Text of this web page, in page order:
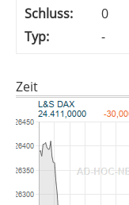
Schluss:
0
Typ:
-
Zeit